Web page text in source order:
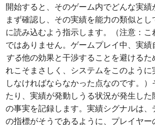
開始すると、そのゲーム内でどんな実
まず確認し、その実績を能力の類似と
に読み込むよう指示します。（注意：こ
ではありません。ゲームプレイ中、実績
する他の効果と干渉することを避けるた
れこそまさしく、システムをこのように
しなければならなかった点なのです。
たり、実績が発動しうる状況が発生し
の事実を記録します。実績シグナルは、
の指標がそうであるように、プレイヤー